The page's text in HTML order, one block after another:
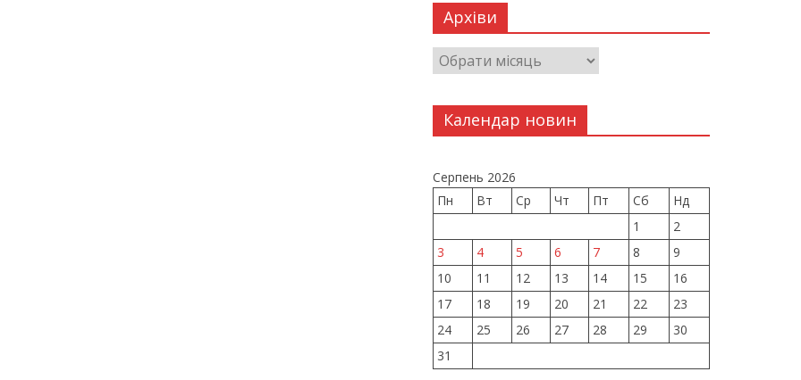
Архіви
Календар новин
Серпень 2026
Пн
Вт Ср Чт Пт Сб
Нд
1
2
3
4 5 6 7 8
9
10
11 12 13 14 15
16
17
18 19 20 21 22
23
24
25 26 27 28 29
30
31